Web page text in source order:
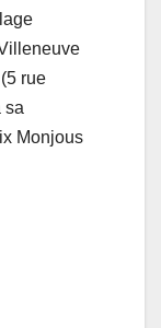
rue
sa
Monjous